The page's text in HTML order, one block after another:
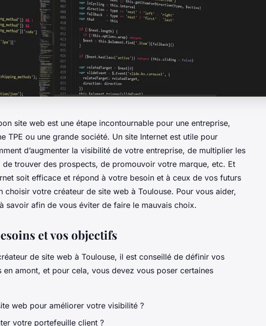
site web est une étape incontournable pour une entreprise,
TPE ou une grande société. Un site Internet est utile pour
d’augmenter la visibilité de votre entreprise, de multiplier les
trouver des prospects, de promouvoir votre marque, etc. Et
soit efficace et répond à votre besoin et à ceux de vos futurs
choisir votre créateur de site web à Toulouse. Pour vous aider,
savoir afin de vous éviter de faire le mauvais choix.
et vos objectifs
de site web à Toulouse, il est conseillé de définir vos
amont, et pour cela, vous devez vous poser certaines
web pour améliorer votre visibilité ?
votre portefeuille client ?